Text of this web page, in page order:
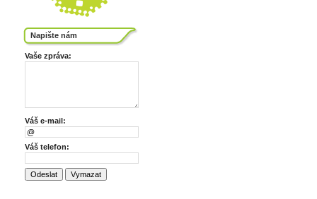
Napište nám
Vaše zpráva:
Váš e-mail:
Váš telefon: